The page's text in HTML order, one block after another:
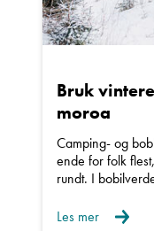
Lurer
Hva gjelder det?
E-post
Bruk
moroa
Camping- og
ende for folk
rundt. I
Les mer